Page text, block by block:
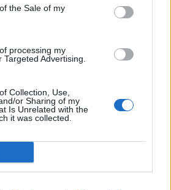
the Sale of my
processing my
Advertising.
Collection, Use,
or Sharing of my
Is Unrelated with the
it was collected.
Robin van Persie
nog altijd"
vader: bijzonder nieuws in
draad kwijt tijdens open dag